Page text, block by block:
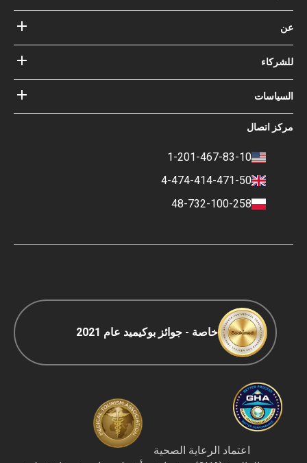
مستشفيات
مدونة
ضماناتك مع
عن
عن Bookimed
أطباؤنا
Bookimed
للشركاء
أضف المستشفى الخاص بك
السياسات
شروط الإستخدام
شروط الدفع والإيداع
سياسة التحرير
مركز اتصال
1-201-467-83-10
4-474-414-471-50
48-732-100-258
خاصة - جوائز بوكيميد عام 2021
اعتماد الرعاية الصحية